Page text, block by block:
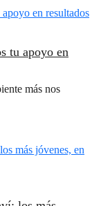
tu apoyo en
más nos